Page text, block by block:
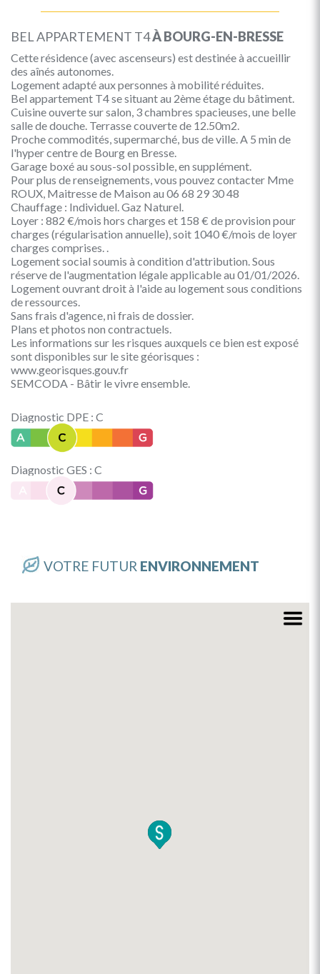
BEL APPARTEMENT T4À BOURG-EN-BRESSE
Cette résidence (avec ascenseurs) est destinée à accueillir
des aînés autonomes.
Logement adapté aux personnes à mobilité réduites.
Bel appartement T4 se situant au 2ème étage du bâtiment.
Cuisine ouverte sur salon, 3 chambres spacieuses, une belle
salle de douche. Terrasse couverte de 12.50m2.
Proche commodités, supermarché, bus de ville. A 5 min de
l'hyper centre de Bourg en Bresse.
Garage boxé au sous-sol possible, en supplément.
Pour plus de renseignements, vous pouvez contacter Mme
ROUX, Maitresse de Maison au 06 68 29 30 48
Chauffage : Individuel. Gaz Naturel.
Loyer : 882 €/mois hors charges et 158 € de provision pour
charges (régularisation annuelle), soit 1040 €/mois de loyer
charges comprises. .
Logement social soumis à condition d'attribution. Sous
réserve de l'augmentation légale applicable au 01/01/2026.
Logement ouvrant droit à l'aide au logement sous conditions
de ressources.
Sans frais d'agence, ni frais de dossier.
Plans et photos non contractuels.
Les informations sur les risques auxquels ce bien est exposé
sont disponibles sur le site géorisques :
www.georisques.gouv.fr
SEMCODA - Bâtir le vivre ensemble.
Diagnostic DPE : C
Diagnostic GES : C
VOTRE FUTUR ENVIRONNEMENT